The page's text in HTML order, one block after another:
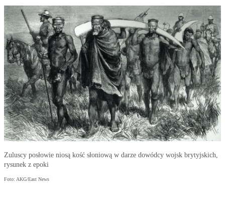
Zuluscy posłowie niosą kość słoniową w darze dowódcy wojsk brytyjskich,
rysunek z epoki
Foto: AKG/East News